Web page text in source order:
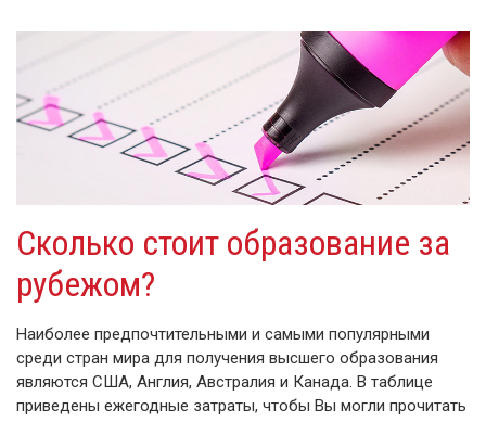
Сколько стоит образование за
рубежом?
Наиболее предпочтительными и самыми популярными
среди стран мира для получения высшего образования
являются США, Англия, Австралия и Канада. В таблице
приведены ежегодные затраты, чтобы Вы могли прочитать